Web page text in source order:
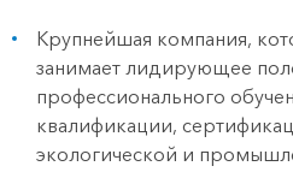
Крупнейшая компания,
занимает лидирующее
профессионального
квалификации,
экологической и